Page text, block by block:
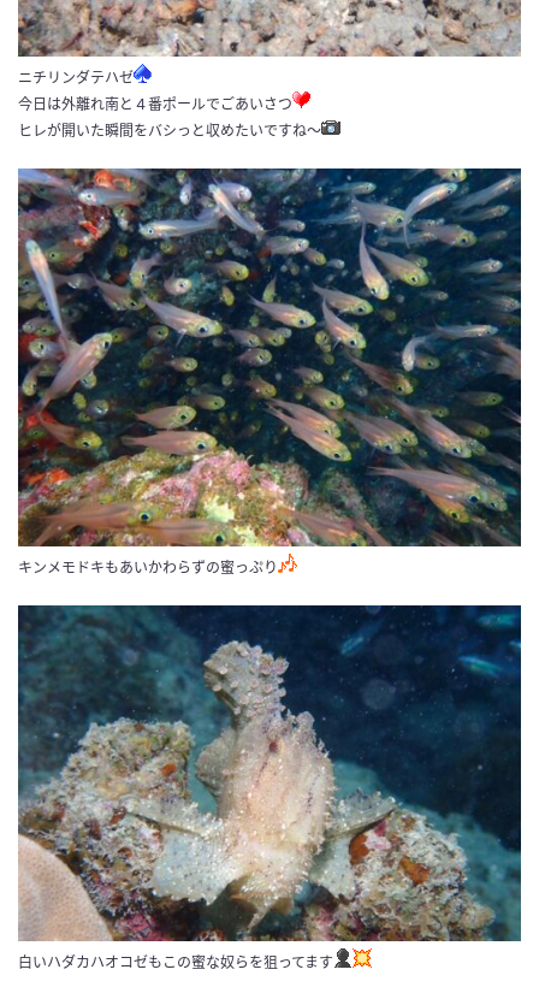
ニチリンダテハゼ
今日は外離れ南と４番ポールでごあいさつ
ヒレが開いた瞬間をバシっと収めたいですね～
キンメモドキもあいかわらずの蜜っぷり
白いハダカハオコゼもこの蜜な奴らを狙ってます